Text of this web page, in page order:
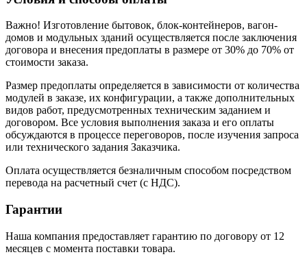
Важно! Изготовление бытовок, блок-контейнеров, вагон-
домов и модульных зданий осуществляется после заключения
договора и внесения предоплаты в размере от 30% до 70% от
стоимости заказа.
Размер предоплаты определяется в зависимости от количества
модулей в заказе, их конфигурации, а также дополнительных
видов работ, предусмотренных техническим заданием и
договором. Все условия выполнения заказа и его оплаты
обсуждаются в процессе переговоров, после изучения запроса
или технического задания Заказчика.
Оплата осуществляется безналичным способом посредством
перевода на расчетный счет (с НДС).
Гарантии
Наша компания предоставляет гарантию по договору от 12
месяцев с момента поставки товара.